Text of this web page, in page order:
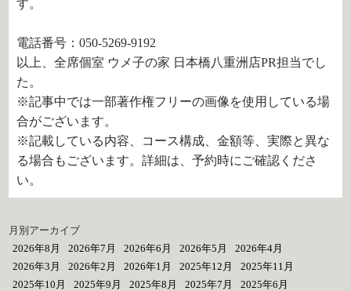
す。
電話番号：050-5269-9192
以上、全席個室 ウメ子の家 日本橋八重洲店PR担当でし
た。
※記事中では一部著作権フリーの画像を使用している場
合がございます。
※記載している内容、コース構成、金額等、実際と異な
る場合もございます。詳細は、予約時にご確認くださ
い。
月別アーカイブ
2026年8月
2026年7月 2026年6月 2026年5月
2026年4月
2026年3月
2026年2月 2026年1月 2025年12月
2025年11月
2025年10月
2025年9月 2025年8月 2025年7月
2025年6月